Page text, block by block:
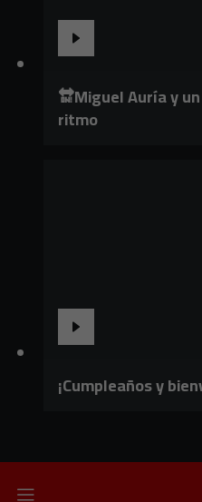
🔛Miguel Auría y
ritmo
¡Cumpleaños y